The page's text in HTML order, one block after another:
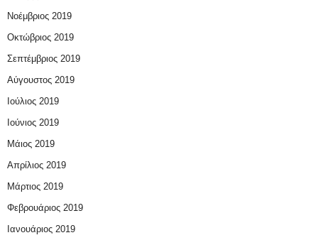
Νοέμβριος 2019
Οκτώβριος 2019
Σεπτέμβριος 2019
Αύγουστος 2019
Ιούλιος 2019
Ιούνιος 2019
Μάιος 2019
Απρίλιος 2019
Μάρτιος 2019
Φεβρουάριος 2019
Ιανουάριος 2019